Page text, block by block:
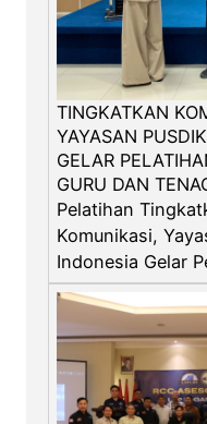
TINGKATKAN
YAYASAN
GELAR
GURU DAN
Pelatihan
Komunikasi,
Indonesia Gelar